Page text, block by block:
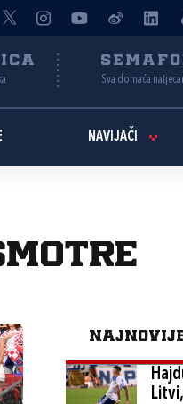
Sva domaća
NAVIJAČI